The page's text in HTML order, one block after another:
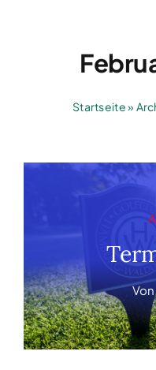
Startseite»